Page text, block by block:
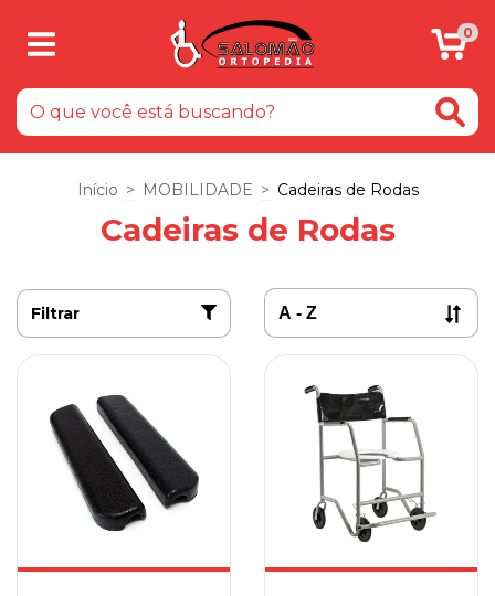
0
Início > MOBILIDADE > Cadeiras de Rodas
Cadeiras de Rodas
Filtrar